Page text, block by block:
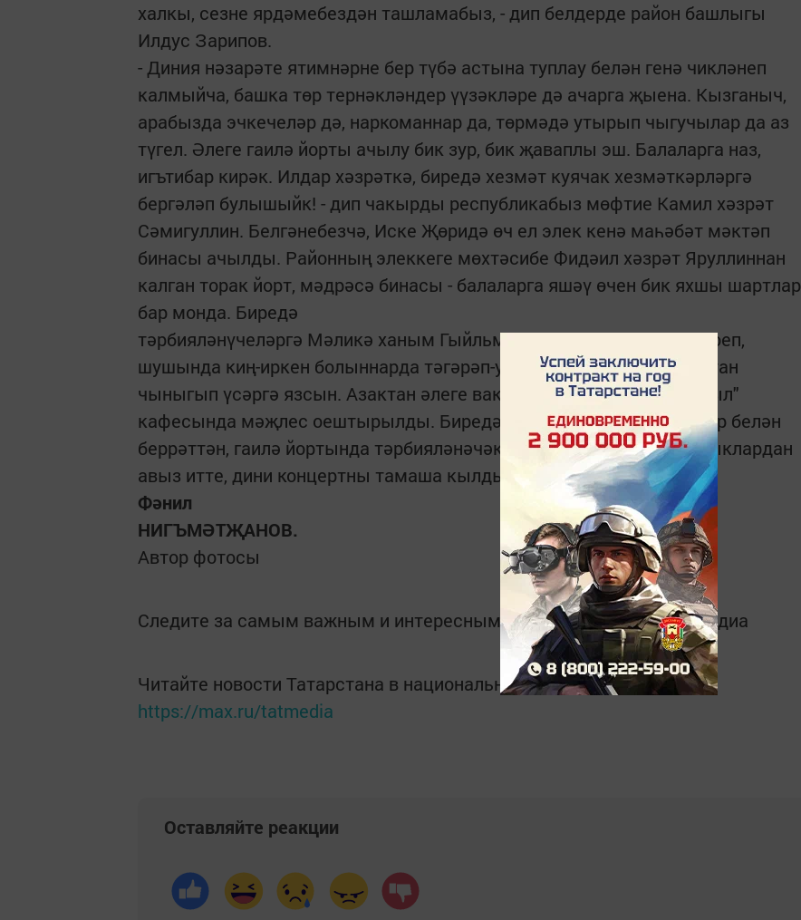
халкы, сезне ярдәмебездән ташламабыз, - дип белдерде район башлыгы
Илдус Зарипов.
- Диния нәзарәте ятимнәрне бер түбә астына туплау белән генә чикләнеп
калмыйча, башка төр тернәкләндер үүзәкләре дә ачарга җыена. Кызганыч,
арабызда эчкечеләр дә, наркоманнар да, төрмәдә утырып чыгучылар да аз
түгел. Әлеге гаилә йорты ачылу бик зур, бик җаваплы эш. Балаларга наз,
игътибар кирәк. Илдар хәзрәткә, биредә хезмәт куячак хезмәткәрләргә
бергәләп булышыйк! - дип чакырды республикабыз мөфтие Камил хәзрәт
Сәмигуллин. Белгәнебезчә, Иске Җөридә өч ел элек кенә маһәбәт мәктәп
бинасы ачылды. Районның элеккеге мөхтәсибе Фидәил хәзрәт Яруллиннан
калган торак йорт, мәдрәсә бинасы - балаларга яшәү өчен бик яхшы шартлар
бар монда. Биредә
тәрбияләнүчеләргә Мәликә ханым Гыйльметдиновадан ана назы тоеп,
шушында киң-иркен болыннарда тәгәрәп-уйнап, физик һәм рухи яктан
чыныгып үсәргә язсын. Азактан әлеге вакыйга уңаеннан "Туган авыл"
кафесында мәҗлес оештырылды. Биредә тантанада катнашучылар белән
беррәттән, гаилә йортында тәрбияләнәчәк сабыйлар да тәмле ризыклардан
авыз итте, дини концертны тамаша кылды.
Фәнил
НИГЪМӘТҖАНОВ.
Автор фотосы
Следите за самым важным и интересным вTelegram-каналеТатмедиа
Читайте новости Татарстана в национальном мессенджере MАХ:
https://max.ru/tatmedia
Оставляйте реакции